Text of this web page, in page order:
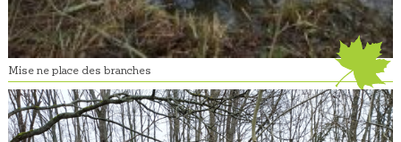
Mise ne place des branches